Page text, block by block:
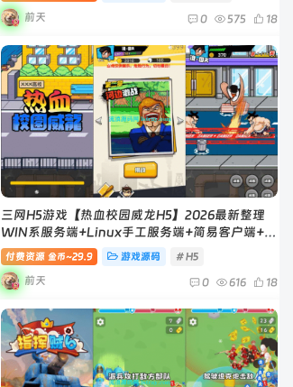
前天 0 575 18
三网H5游戏【热血校园威龙H5】2026最新整理
WIN系服务端+Linux手工服务端+简易客户端+教
程
付费资源 金币~29.9 游戏源码 # H5
前天 0 616 18